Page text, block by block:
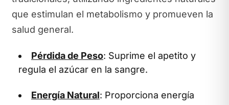
que estimulan el metabolismo y promueven la
salud general.
Pérdida de Peso: Suprime el apetito y
regula el azúcar en la sangre.
Energía Natural: Proporciona energía